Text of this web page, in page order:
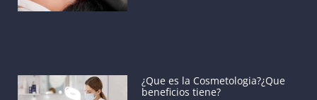
¿Que es la Cosmetologia?¿Que
beneficios tiene?